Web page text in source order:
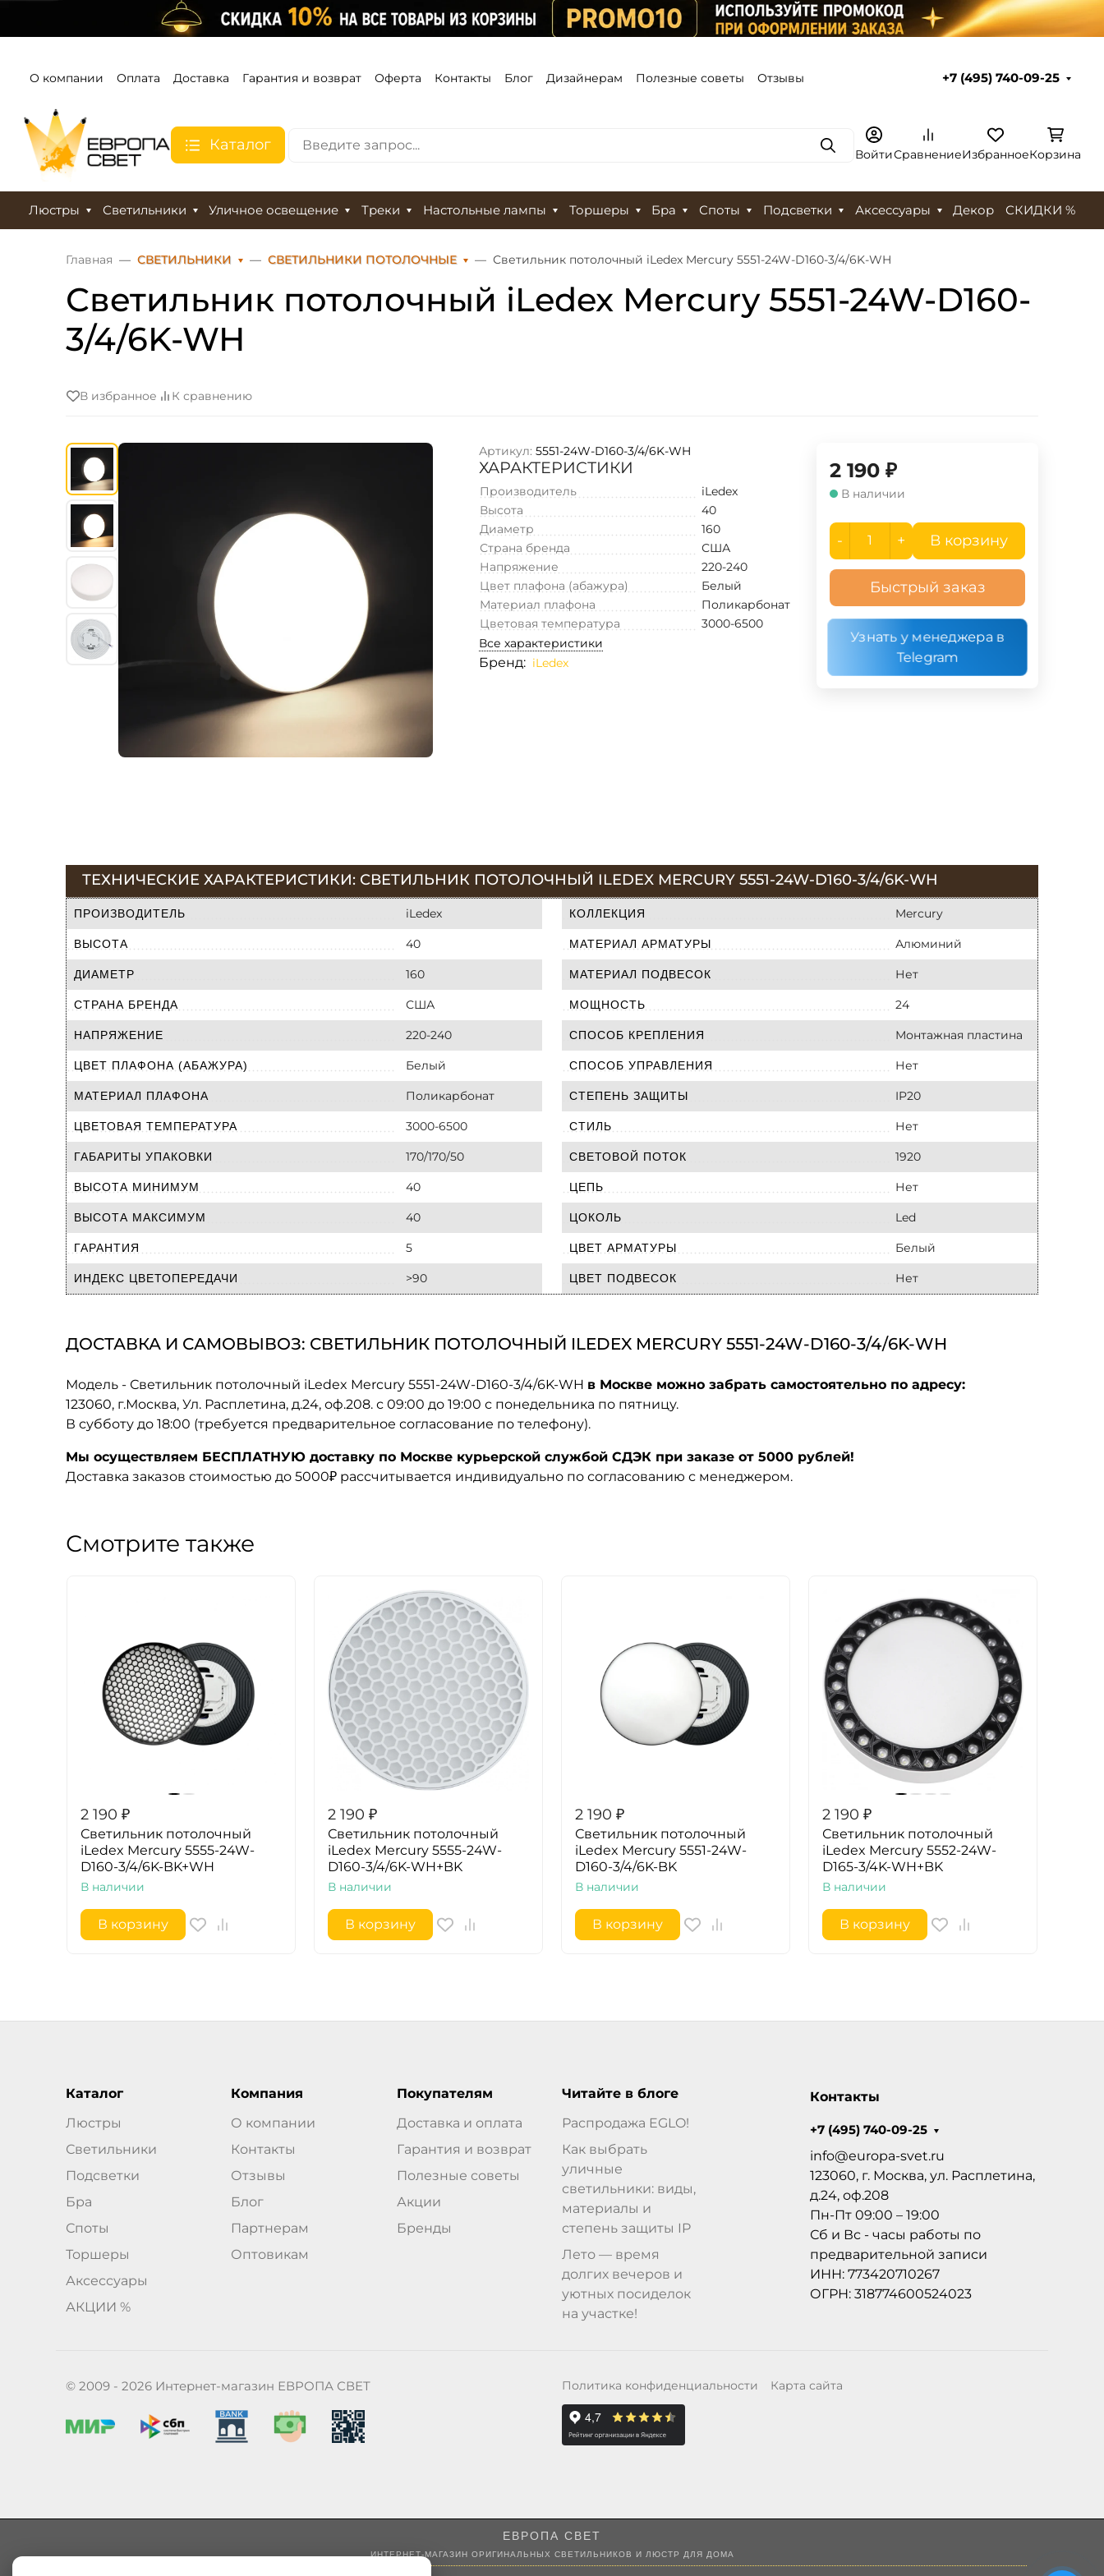
О компании Оплата Доставка Гарантия и возврат Оферта Контакты Блог Дизайнерам Полезные советы Отзывы +7 (495) 740-09-25
Каталог ПоискВойтиСравнениеИзбранноеКорзина
Люстры Светильники Уличное освещение Треки Настольные лампы Торшеры Бра Споты Подсветки Аксессуары Декор СКИДКИ %
Главная СВЕТИЛЬНИКИ СВЕТИЛЬНИКИ ПОТОЛОЧНЫЕ Светильник потолочный iLedex Mercury 5551-24W-D160-3/4/6K-WH
Светильник потолочный iLedex Mercury 5551-24W-D160-
3/4/6K-WH
В избранное К сравнению
Артикул: 5551-24W-D160-3/4/6K-WH
ХАРАКТЕРИСТИКИ
Производитель
iLedex
Высота
40
Диаметр
160
Страна бренда
США
Напряжение
220-240
Цвет плафона (абажура)
Белый
Материал плафона
Поликарбонат
Цветовая температура
3000-6500
Все характеристики
Бренд: iLedex
2 190 ₽
В наличии
- + В корзину
Быстрый заказ
Узнать у менеджера в
Telegram
ТЕХНИЧЕСКИЕ ХАРАКТЕРИСТИКИ: СВЕТИЛЬНИК ПОТОЛОЧНЫЙ ILEDEX MERCURY 5551-24W-D160-3/4/6K-WH
ПРОИЗВОДИТЕЛЬ iLedex
ВЫСОТА 40
ДИАМЕТР 160
СТРАНА БРЕНДА США
НАПРЯЖЕНИЕ 220-240
ЦВЕТ ПЛАФОНА (АБАЖУРА) Белый
МАТЕРИАЛ ПЛАФОНА Поликарбонат
ЦВЕТОВАЯ ТЕМПЕРАТУРА 3000-6500
ГАБАРИТЫ УПАКОВКИ 170/170/50
ВЫСОТА МИНИМУМ 40
ВЫСОТА МАКСИМУМ 40
ГАРАНТИЯ 5
ИНДЕКС ЦВЕТОПЕРЕДАЧИ >90
КОЛЛЕКЦИЯ Mercury
МАТЕРИАЛ АРМАТУРЫ Алюминий
МАТЕРИАЛ ПОДВЕСОК Нет
МОЩНОСТЬ 24
СПОСОБ КРЕПЛЕНИЯ Монтажная пластина
СПОСОБ УПРАВЛЕНИЯ Нет
СТЕПЕНЬ ЗАЩИТЫ IP20
СТИЛЬ Нет
СВЕТОВОЙ ПОТОК 1920
ЦЕПЬ Нет
ЦОКОЛЬ Led
ЦВЕТ АРМАТУРЫ Белый
ЦВЕТ ПОДВЕСОК Нет
ДОСТАВКА И САМОВЫВОЗ: СВЕТИЛЬНИК ПОТОЛОЧНЫЙ ILEDEX MERCURY 5551-24W-D160-3/4/6K-WH
Модель - Светильник потолочный iLedex Mercury 5551-24W-D160-3/4/6K-WH в Москве можно забрать самостоятельно по адресу:
123060, г.Москва, Ул. Расплетина, д.24, оф.208. с 09:00 до 19:00 с понедельника по пятницу.
В субботу до 18:00 (требуется предварительное согласование по телефону).
Мы осуществляем БЕСПЛАТНУЮ доставку по Москве курьерской службой СДЭК при заказе от 5000 рублей!
Доставка заказов стоимостью до 5000₽ рассчитывается индивидуально по согласованию с менеджером.
Смотрите также
2 190 ₽
Светильник потолочный
iLedex Mercury 5555-24W-
D160-3/4/6K-BK+WH
В наличии
В корзину
2 190 ₽
Светильник потолочный
iLedex Mercury 5555-24W-
D160-3/4/6K-WH+BK
В наличии
В корзину
2 190 ₽
Светильник потолочный
iLedex Mercury 5551-24W-
D160-3/4/6K-BK
В наличии
В корзину
2 190 ₽
Светильник потолочный
iLedex Mercury 5552-24W-
D165-3/4K-WH+BK
В наличии
В корзину
Каталог
Люстры
Светильники
Подсветки
Бра
Споты
Торшеры
Аксессуары
АКЦИИ %
Компания
О компании
Контакты
Отзывы
Блог
Партнерам
Оптовикам
Покупателям
Доставка и оплата
Гарантия и возврат
Полезные советы
Акции
Бренды
Читайте в блоге
Распродажа EGLO!
Как выбрать
уличные
светильники: виды,
материалы и
степень защиты IP
Лето — время
долгих вечеров и
уютных посиделок
на участке!
Контакты
+7 (495) 740-09-25
info@europa-svet.ru
123060, г. Москва, ул. Расплетина,
д.24, оф.208
Пн-Пт 09:00 – 19:00
Сб и Вс - часы работы по
предварительной записи
ИНН: 773420710267
ОГРН: 318774600524023
© 2009 - 2026 Интернет-магазин ЕВРОПА СВЕТ Политика конфиденциальности Карта сайта
ЕВРОПА СВЕТ
ИНТЕРНЕТ-МАГАЗИН ОРИГИНАЛЬНЫХ СВЕТИЛЬНИКОВ И ЛЮСТР ДЛЯ ДОМА